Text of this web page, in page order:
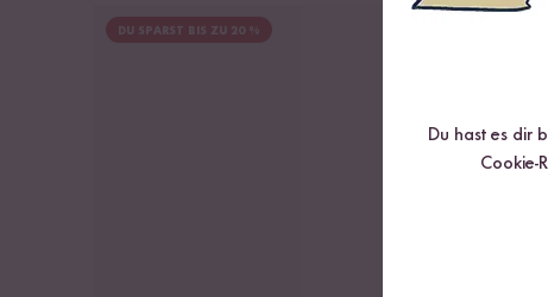
DU SPARST BIS ZU 20 %
Du hast es dir
Cookie-